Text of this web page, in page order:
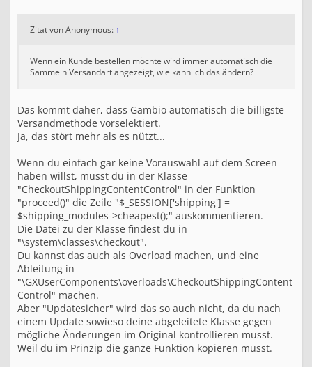
Zitat von Anonymous: ↑
Wenn ein Kunde bestellen möchte wird immer automatisch die
Sammeln Versandart angezeigt, wie kann ich das ändern?
Das kommt daher, dass Gambio automatisch die billigste
Versandmethode vorselektiert.
Ja, das stört mehr als es nützt...
Wenn du einfach gar keine Vorauswahl auf dem Screen
haben willst, musst du in der Klasse
"CheckoutShippingContentControl" in der Funktion
"proceed()" die Zeile "$_SESSION['shipping'] =
$shipping_modules->cheapest();" auskommentieren.
Die Datei zu der Klasse findest du in
"\system\classes\checkout".
Du kannst das auch als Overload machen, und eine
Ableitung in
"\GXUserComponents\overloads\CheckoutShippingContent
Control" machen.
Aber "Updatesicher" wird das so auch nicht, da du nach
einem Update sowieso deine abgeleitete Klasse gegen
mögliche Änderungen im Original kontrollieren musst.
Weil du im Prinzip die ganze Funktion kopieren musst.